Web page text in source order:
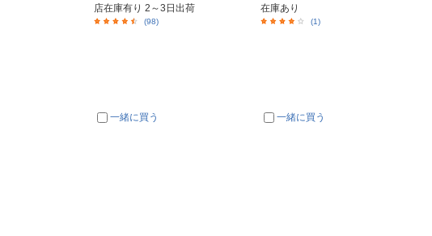
店在庫有り 2～3日出荷
(98)
一緒に買う
在庫あり
(1)
一緒に買う